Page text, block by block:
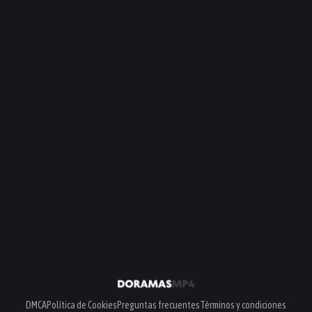
DMCAPolítica de CookiesPreguntas frecuentesTérminos y condiciones